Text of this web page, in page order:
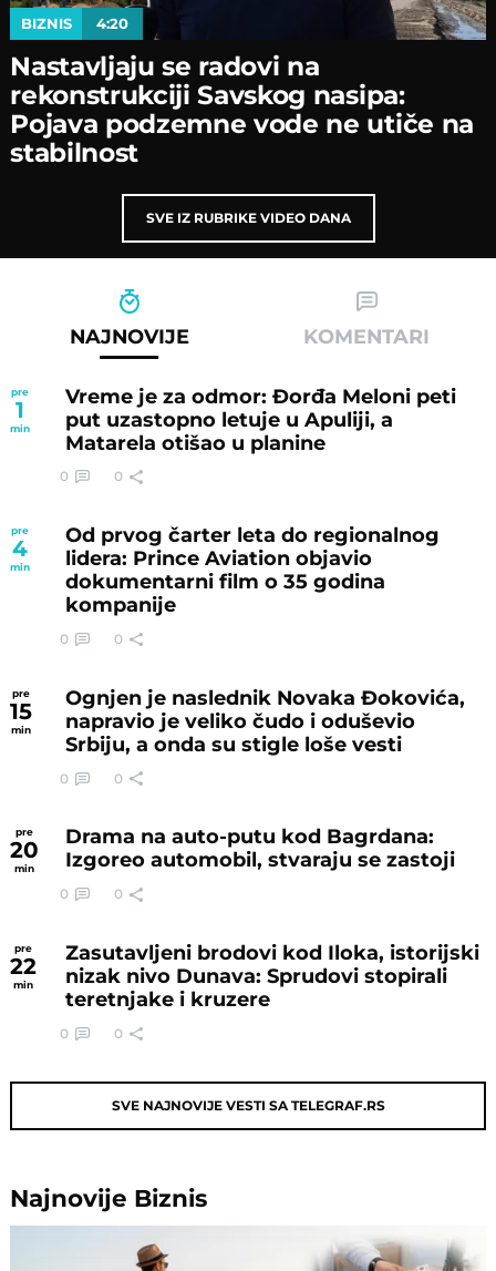
BIZNIS 4:20
Nastavljaјu se radovi na
rekonstrukciјi Savskog nasipa:
Poјava podzemne vode ne utiče na
stabilnost
SVE IZ RUBRIKE VIDEO DANA
NAJNOVIJE KOMENTARI
pre
1
min
Vreme je za odmor: Đorđa Meloni peti
put uzastopno letuje u Apuliji, a
Matarela otišao u planine
0 0
pre
4
min
Od prvog čarter leta do regionalnog
lidera: Prince Aviation objavio
dokumentarni film o 35 godina
kompanije
0 0
pre
15
min
Ognjen je naslednik Novaka Đokovića,
napravio je veliko čudo i oduševio
Srbiju, a onda su stigle loše vesti
0 0
pre
20
min
Drama na auto-putu kod Bagrdana:
Izgoreo automobil, stvaraju se zastoji
0 0
pre
22
min
Zasutavljeni brodovi kod Iloka, istorijski
nizak nivo Dunava: Sprudovi stopirali
teretnjake i kruzere
0 0
SVE NAJNOVIJE VESTI SA TELEGRAF.RS
Najnovije Biznis